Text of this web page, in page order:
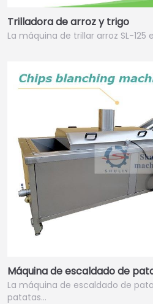
Trilladora de arroz y trigo
La máquina de trillar arroz SL-
Máquina de escaldado de
La máquina de escaldado de
patatas…